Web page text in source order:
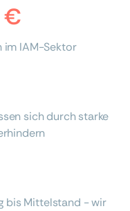
€
im IAM-Sektor
sich durch starke
bis Mittelstand - wir